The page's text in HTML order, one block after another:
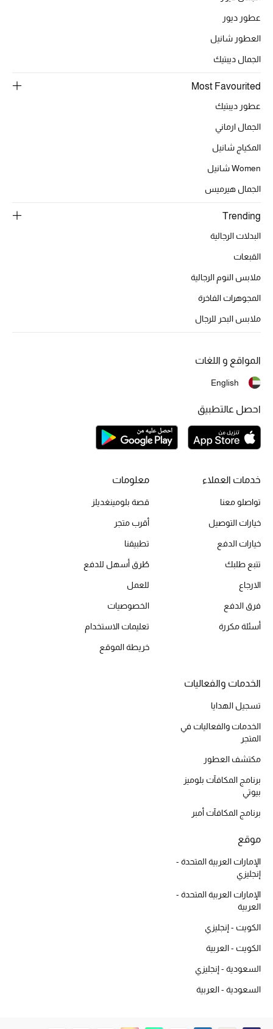
ركن أناقة المنتجعات
تشكيلة المناسبات للنساء
الحب للمحلي
الملابس الرياضية النسائية
تشكيلة الأعراس
هدايا للنساء
ركن الفخامة
جميع الأحذية النسائية
جميع الحقائب النسائية
تسوقوا للنساء
الحقائب
الموسم الجديد
الحقائب النسائية
دليل ملتزمات الحقائب
حقائب الأطفال
أبرز المصممين
أبرز الحقائب
الموسم الجديد
أحذية النسائية
تشكيلة الأحذية
أحذية للأطفال
أبرز المصممين
عطور ديور
العطور شانيل
الجمال ديبتيك
Most Favourited
عطور ديبتيك
الجمال ارماني
المكياج شانيل
Women شانيل
الجمال هيرميس
Trending
البدلات الرجالية
القبعات
ملابس النوم الرجالية
المجوهرات الفاخرة
ملابس البحر للرجال
خدمات العملاء
تواصلو معنا
خيارات التوصيل
خيارات الدفع
تتبع طلبك
الارجاع
فرق الدفع
أسئلة مكررة
معلومات
قصة بلومينغديلز
أقرب متجر
تطبيقنا
طُرق أسهل للدفع
للعمل
الخصوصيات
تعليمات الاستخدام
خريطة الموقع
الخدمات والفعاليات
تسجيل الهدايا
الخدمات والفعاليات في
المتجر
مكتشف العطور
برنامج المكافآت بلوميز
بيوتي
برنامج المكافآت أمبر
موقع
الإمارات العربية المتحدة -
إنجليزي
الإمارات العربية المتحدة -
العربية
الكويت - إنجليزي
الكويت - العربية
السعودية - إنجليزي
السعودية - العربية
المواقع و اللغات
English
احصل عالتطبيق